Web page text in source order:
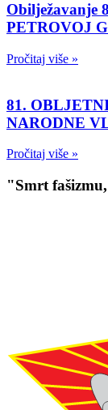
Obilježavanje
PETROVOJ
Pročitaj više »
81.
NARODNE
Pročitaj više »
"Smrt